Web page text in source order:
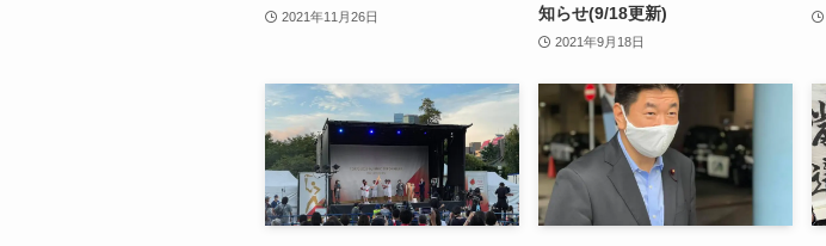
2021年11月26日
知らせ(9/18更新)
2021年9月18日